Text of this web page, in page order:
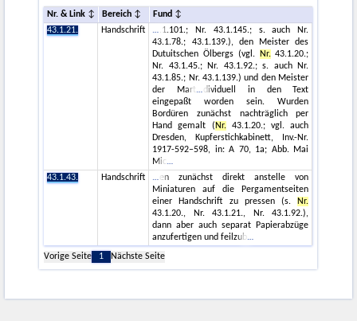
Nr. & Link Bereich
Fund
43.1.21.
Handschrift
.1.101.; Nr. 43.1.145.; s. auch Nr.
43.1.78.; 43.1.139.), den Meister des
Dutuitschen Ölbergs (vgl. Nr.43.1.20.;
Nr. 43.1.45.; Nr. 43.1.92.; s. auch Nr.
43.1.85.; Nr. 43.1.139.) und den Meister
der Mart
dividuell in den Text
eingepaßt worden sein. Wurden
Bordüren zunächst nachträglich per
Hand gemalt (Nr.43.1.20.; vgl. auch
Dresden, Kupferstichkabinett, Inv.-Nr.
1917-592–598, in: A 70, 1a; Abb. Mai
Mic
43.1.43.
Handschrift
en zunächst direkt anstelle von
Miniaturen auf die Pergamentseiten
einer Handschrift zu pressen (s. Nr.
43.1.20., Nr. 43.1.21., Nr. 43.1.92.),
dann aber auch separat Papierabzüge
anzufertigen und feilzub
Vorige Seite
1 Nächste Seite